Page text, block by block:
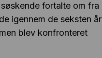
fortalte om fra
igennem de seksten år
blev konfronteret